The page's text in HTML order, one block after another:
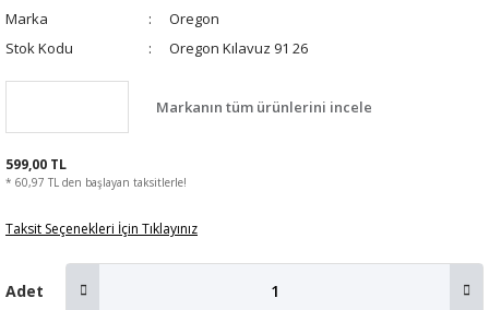
Marka
Oregon
Stok Kodu
Oregon Kılavuz 91 26
Markanın tüm ürünlerini incele
599,00 TL
* 60,97 TL den başlayan taksitlerle!
Taksit Seçenekleri İçin Tıklayınız
Adet